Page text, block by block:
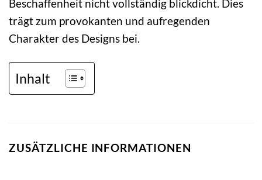
Beschaffenheit nicht vollständig blickdicht. Dies
trägt zum provokanten und aufregenden
Charakter des Designs bei.
Inhalt
ZUSÄTZLICHE INFORMATIONEN